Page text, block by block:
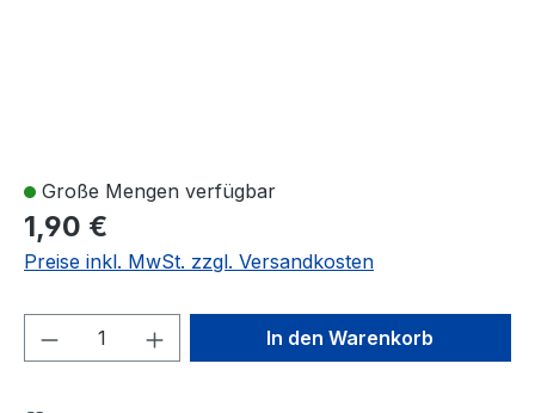
Große Mengen verfügbar
1,90 €
Preise inkl. MwSt. zzgl. Versandkosten
Produkt Anzahl: Gib denIn den Warenkorb